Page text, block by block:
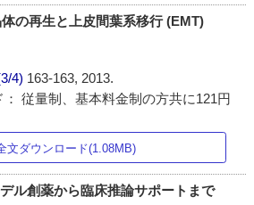
の再生と上皮間葉系移行 (EMT)
4) 163-163, 2013.
従量制、基本料金制の方共に121円
文ダウンロード(1.08MB)
ル創薬から臨床推論サポートまで